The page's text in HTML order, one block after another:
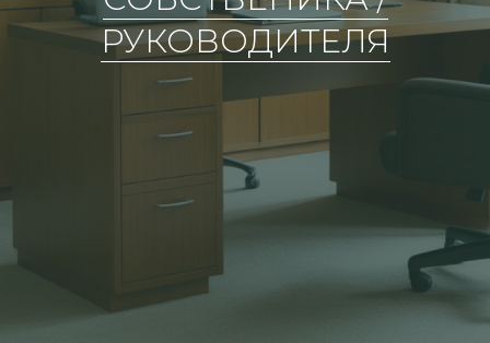
РУКОВОДИТЕЛЯ
DARYA